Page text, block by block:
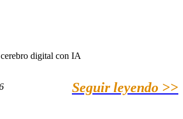
digital con IA
Seguir leyendo >>